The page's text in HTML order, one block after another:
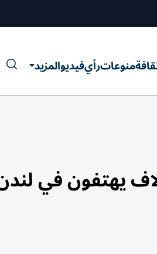
منوعاترأيفيديوالمزيد
يهتفون في